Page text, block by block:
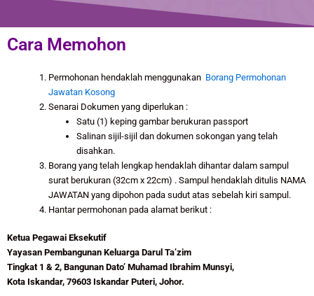
Cara Memohon
Permohonan hendaklah menggunakan Borang Permohonan
Jawatan Kosong
Senarai Dokumen yang diperlukan :
Satu (1) keping gambar berukuran passport
Salinan sijil-sijil dan dokumen sokongan yang telah
disahkan.
Borang yang telah lengkap hendaklah dihantar dalam sampul
surat berukuran (32cm x 22cm) . Sampul hendaklah ditulis NAMA
JAWATAN yang dipohon pada sudut atas sebelah kiri sampul.
Hantar permohonan pada alamat berikut :
Ketua Pegawai Eksekutif
Yayasan Pembangunan Keluarga Darul Ta’zim
Tingkat 1 & 2, Bangunan Dato’ Muhamad Ibrahim Munsyi,
Kota Iskandar, 79603 Iskandar Puteri, Johor.